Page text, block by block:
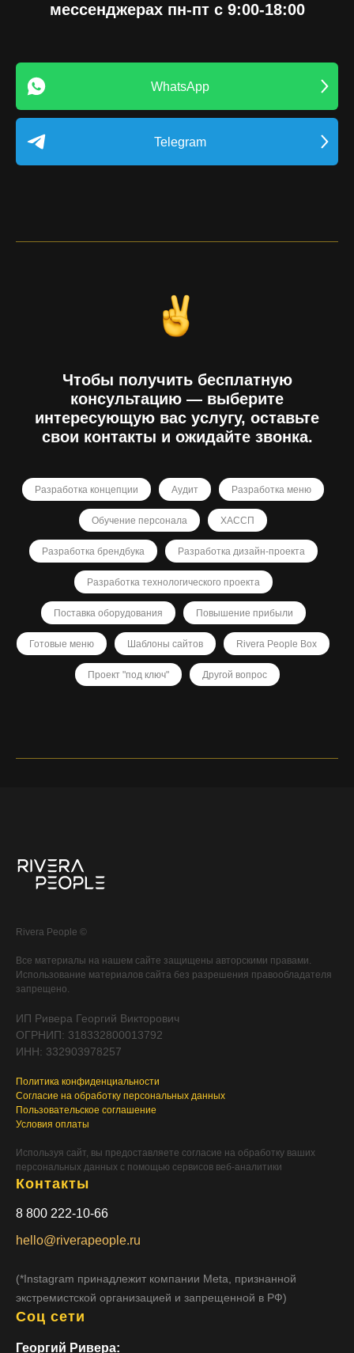
мессенджерах пн-пт с 9:00-18:00
WhatsApp
Telegram
Чтобы получить бесплатную
консультацию — выберите
интересующую вас услугу, оставьте
свои контакты и ожидайте звонка.
Разработка концепции Аудит Разработка меню
Обучение персонала ХАССП
Разработка брендбука Разработка дизайн-проекта
Разработка технологического проекта
Поставка оборудования Повышение прибыли
Готовые меню Шаблоны сайтов Rivera People Box
Проект "под ключ" Другой вопрос
Rivera People ©
Все материалы на нашем сайте защищены авторскими правами.
Использование материалов сайта без разрешения правообладателя
запрещено.
ИП Ривера Георгий Викторович
ОГРНИП: 318332800013792
ИНН: 332903978257
Политика конфиденциальности
Согласие на обработку персональных данных
Пользовательское соглашение
Условия оплаты
Используя сайт, вы предоставляете согласие на обработку ваших
персональных данных с помощью сервисов веб-аналитики
Контакты
8 800 222-10-66
hello@riverapeople.ru
(*Instagram принадлежит компании Meta, признанной
экстремистской организацией и запрещенной в РФ)
Соц сети
Георгий Ривера: